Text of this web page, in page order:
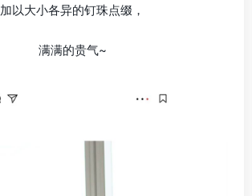
加以大小各异的钉珠点缀，
满满的贵气~